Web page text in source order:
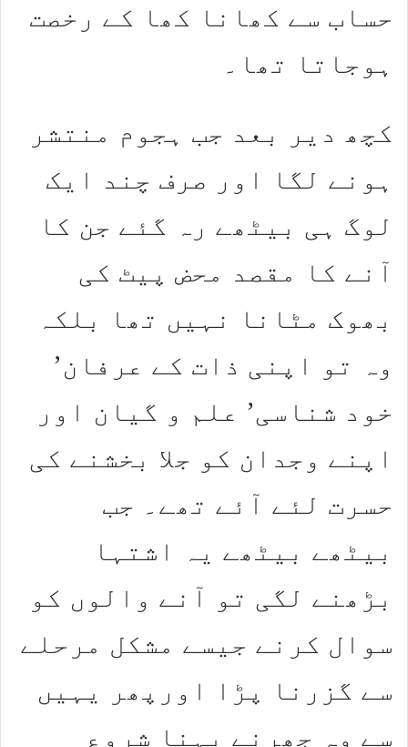
حساب سے کھانا کھا کے رخصت
ہوجاتا تھا۔
کچھ دیر بعد جب ہجوم منتشر
ہونے لگا اور صرف چند ایک
لوگ ہی بیٹھے رہ گئے جن کا
آنے کا مقصد محض پیٹ کی
بھوک مٹانا نہیں تھا بلکہ
وہ تو اپنی ذات کے عرفان’
خود شناسی’ علم و گیان اور
اپنے وجدان کو جلا بخشنے کی
حسرت لئے آئے تھے۔ جب
بیٹھے بیٹھے یہ اشتہا
بڑھنے لگی تو آنے والوں کو
سوال کرنے جیسے مشکل مرحلے
سے گزرنا پڑا اورپھر یہیں
سے وہ جھرنے بہنا شروع